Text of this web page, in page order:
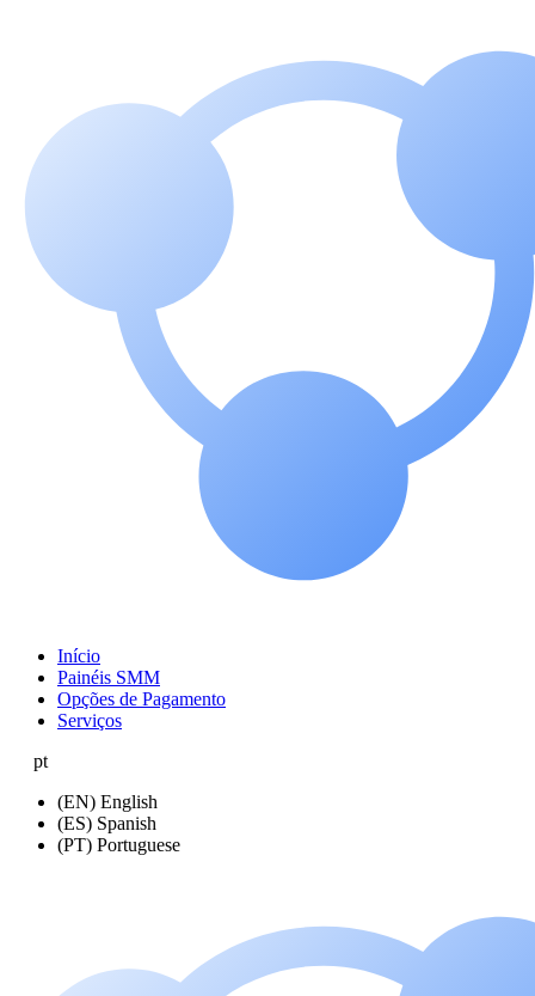
Início
Painéis SMM
Opções de Pagamento
Serviços
pt
(EN) English
(ES) Spanish
(PT) Portuguese